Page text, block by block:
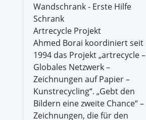
Wandschrank - Erste Hilfe
Schrank
Artrecycle Projekt
Ahmed Borai koordiniert seit
1994 das Projekt „artrecycle –
Globales Netzwerk –
Zeichnungen auf Papier –
Kunstrecycling“. „Gebt den
Bildern eine zweite Chance“ –
Zeichnungen, die für den